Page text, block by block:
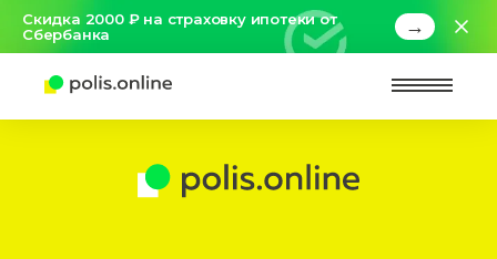
Скидка 2000 ₽ на страховку ипотеки от
Сбербанка
→